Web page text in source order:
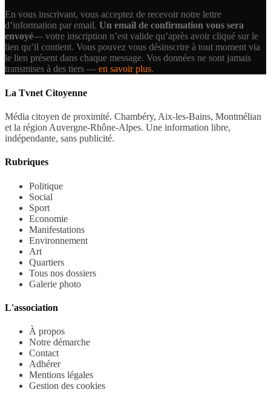
En vous inscrivant, vous acceptez de recevoir notre lettre
d’information par email. Un email de confirmation vous sera
envoyé— votre inscription n’est valide qu’après avoir cliqué sur le
lien qu’il contient. Vous pouvez vous désinscrire à tout moment via
le lien présent dans chaque message. Vos données ne sont jamais
transmises à des tiers — en savoir plus.
La Tvnet Citoyenne
Média citoyen de proximité. Chambéry, Aix-les-Bains, Montmélian
et la région Auvergne-Rhône-Alpes. Une information libre,
indépendante, sans publicité.
Rubriques
Politique
Social
Sport
Economie
Manifestations
Environnement
Art
Quartiers
Tous nos dossiers
Galerie photo
L'association
À propos
Notre démarche
Contact
Adhérer
Mentions légales
Gestion des cookies